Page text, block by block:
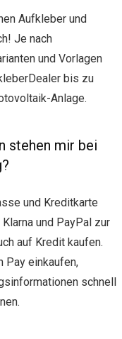
Aufkleber und
Je nach
und Vorlagen
bis zu
Anlage.
stehen mir bei
und Kreditkarte
und PayPal zur
auf Kredit kaufen.
Pay einkaufen,
schnell